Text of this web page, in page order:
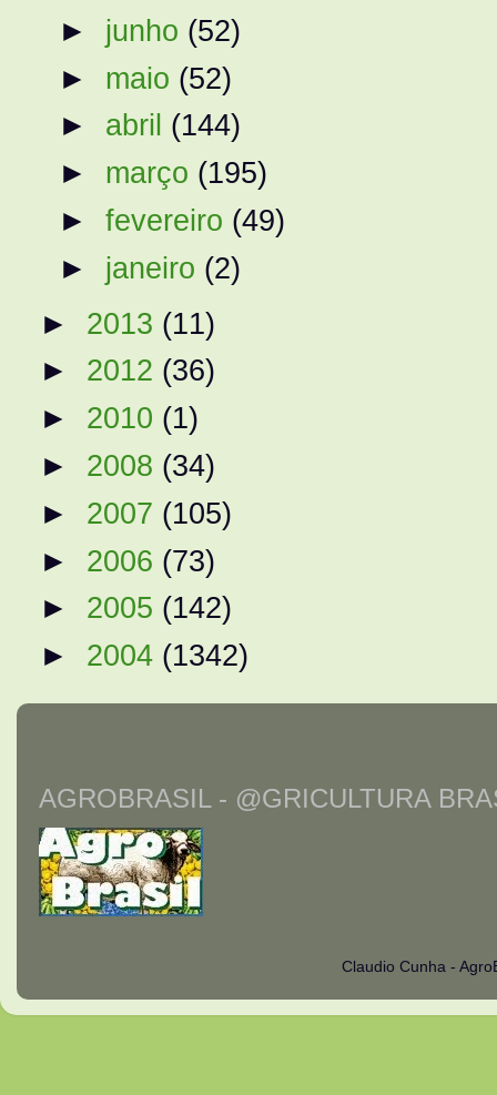
► junho (52)
► maio (52)
► abril (144)
► março (195)
►fevereiro (49)
► janeiro (2)
► 2013 (11)
► 2012 (36)
► 2010 (1)
► 2008 (34)
► 2007 (105)
► 2006 (73)
► 2005 (142)
► 2004 (1342)
AGROBRASIL - @GRICULTURA
Claudio Cunha -